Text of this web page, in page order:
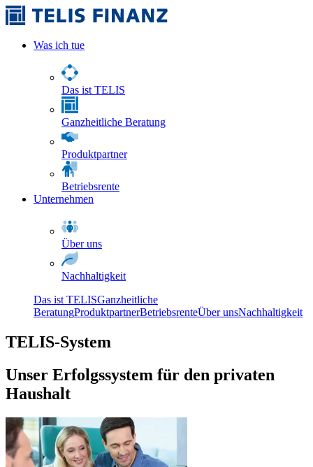
Was ich tue
Das ist TELIS
Ganzheitliche Beratung
Produktpartner
Betriebsrente
Unternehmen
Über uns
Nachhaltigkeit
Das ist TELISGanzheitliche
BeratungProduktpartnerBetriebsrenteÜber unsNachhaltigkeit
TELIS-System
Unser Erfolgssystem für den privaten
Haushalt